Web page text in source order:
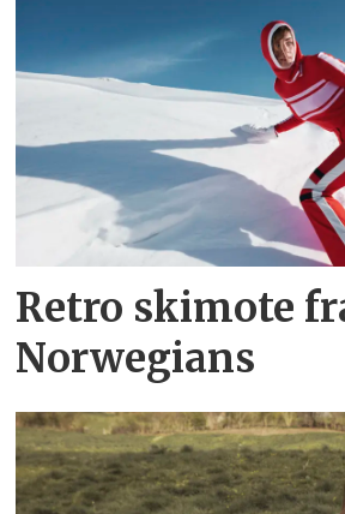
Retro skimote
Norwegians